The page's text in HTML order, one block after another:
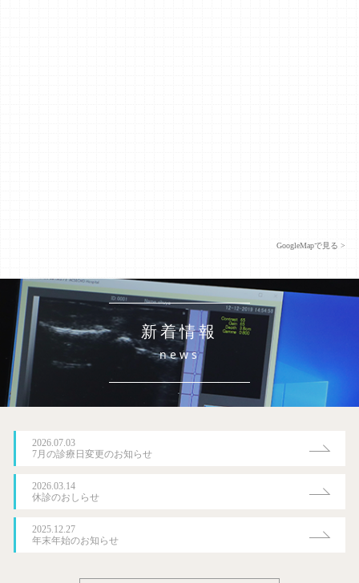
GoogleMapで見る >
新着情報
news
2026.07.03
7月の診療日変更のお知らせ
2026.03.14
休診のおしらせ
2025.12.27
年末年始のお知らせ